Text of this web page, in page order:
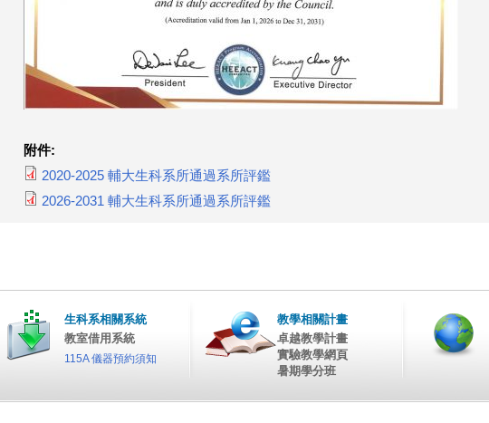
附件:
2020-2025 輔大生科系所通過系所評鑑
2026-2031 輔大生科系所通過系所評鑑
生科系相關系統
教室借用系統
115A 儀器預約須知
教學相關計畫
卓越教學計畫
實驗教學網頁
暑期學分班